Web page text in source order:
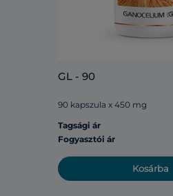
GL - 90
90 kapszula x 450 mg
Tagsági ár
Fogyasztói ár
Kosárba